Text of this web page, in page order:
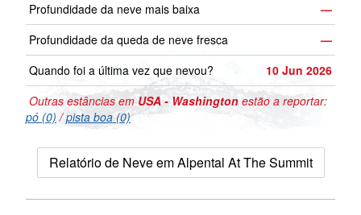
Profundidade da neve mais baixa
—
Profundidade da queda de neve fresca
—
Quando foi a última vez que nevou?
10 Jun 2026
Outras estâncias emUSA - Washington estão a reportar:
pó (0) /pista boa (0)
Relatório de Neve em Alpental At The Summit